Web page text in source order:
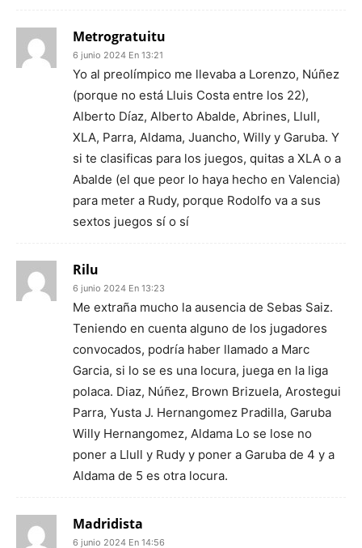
Metrogratuitu
6 junio 2024 En 13:21
Yo al preolímpico me llevaba a Lorenzo, Núñez
(porque no está Lluis Costa entre los 22),
Alberto Díaz, Alberto Abalde, Abrines, Llull,
XLA, Parra, Aldama, Juancho, Willy y Garuba. Y
si te clasificas para los juegos, quitas a XLA o a
Abalde (el que peor lo haya hecho en Valencia)
para meter a Rudy, porque Rodolfo va a sus
sextos juegos sí o sí
Rilu
6 junio 2024 En 13:23
Me extraña mucho la ausencia de Sebas Saiz.
Teniendo en cuenta alguno de los jugadores
convocados, podría haber llamado a Marc
Garcia, si lo se es una locura, juega en la liga
polaca. Diaz, Núñez, Brown Brizuela, Arostegui
Parra, Yusta J. Hernangomez Pradilla, Garuba
Willy Hernangomez, Aldama Lo se lose no
poner a Llull y Rudy y poner a Garuba de 4 y a
Aldama de 5 es otra locura.
Madridista
6 junio 2024 En 14:56